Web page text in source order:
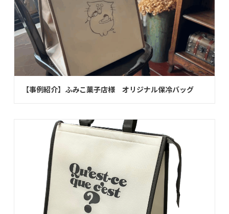
【事例紹介】ふみこ菓子店様 オリジナル保冷バッグ